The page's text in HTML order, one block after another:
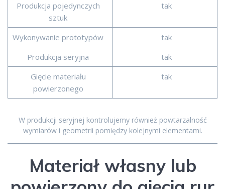
Produkcja pojedynczych
sztuk
tak
Wykonywanie prototypów
tak
Produkcja seryjna
tak
Gięcie materiału
powierzonego
tak
W produkcji seryjnej kontrolujemy również powtarzalność
wymiarów i geometrii pomiędzy kolejnymi elementami.
Materiał własny lub